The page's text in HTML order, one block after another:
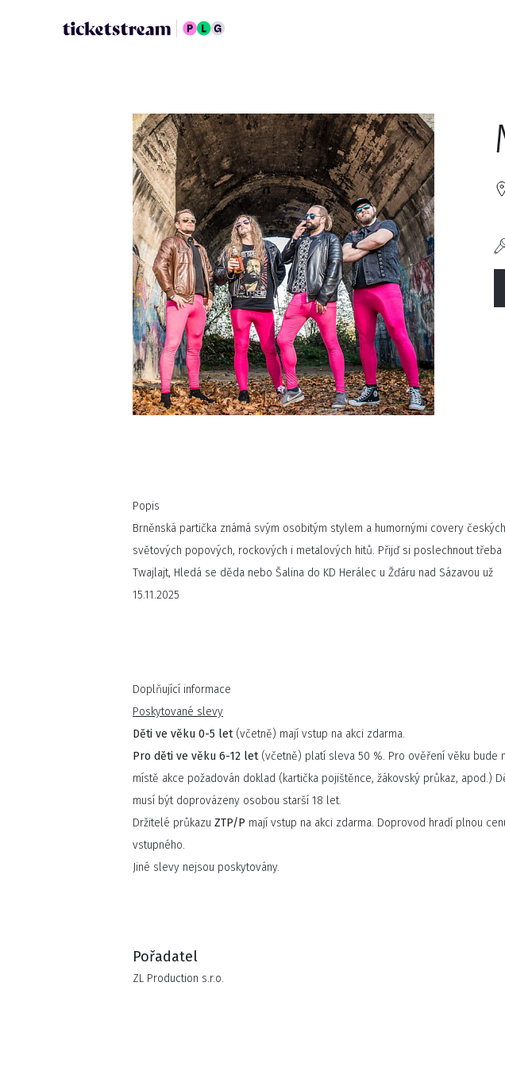
Popis
Brněnská partička známá svým osobitým stylem a humornými covery
světových popových, rockových i metalových hitů. Přijď si poslechnout třeba
Twajlajt, Hledá se děda nebo Šalina do KD Herálec u Žďáru nad Sázavou už
15.11.2025
Doplňující informace
Poskytované slevy
Děti ve věku 0-5 let(včetně) mají vstup na akci zdarma.
Pro děti ve věku 6-12 let(včetně) platí sleva 50 %. Pro ověření věku bude
místě akce požadován doklad (kartička pojištěnce, žákovský průkaz, apod.)
musí být doprovázeny osobou starší 18 let.
Držitelé průkazu ZTP/P mají vstup na akci zdarma. Doprovod hradí plnou
vstupného.
Jiné slevy nejsou poskytovány.
Pořadatel
ZL Production s.r.o.